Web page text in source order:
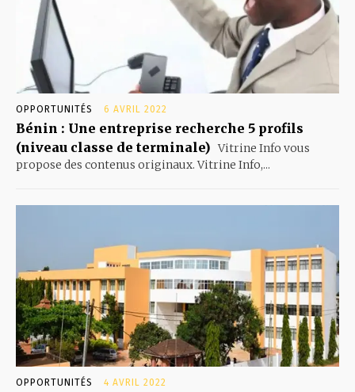
OPPORTUNITÉS 6 AVRIL 2022
Bénin : Une entreprise recherche 5 profils
(niveau classe de terminale) Vitrine Info vous
propose des contenus originaux. Vitrine Info,...
OPPORTUNITÉS 4 AVRIL 2022